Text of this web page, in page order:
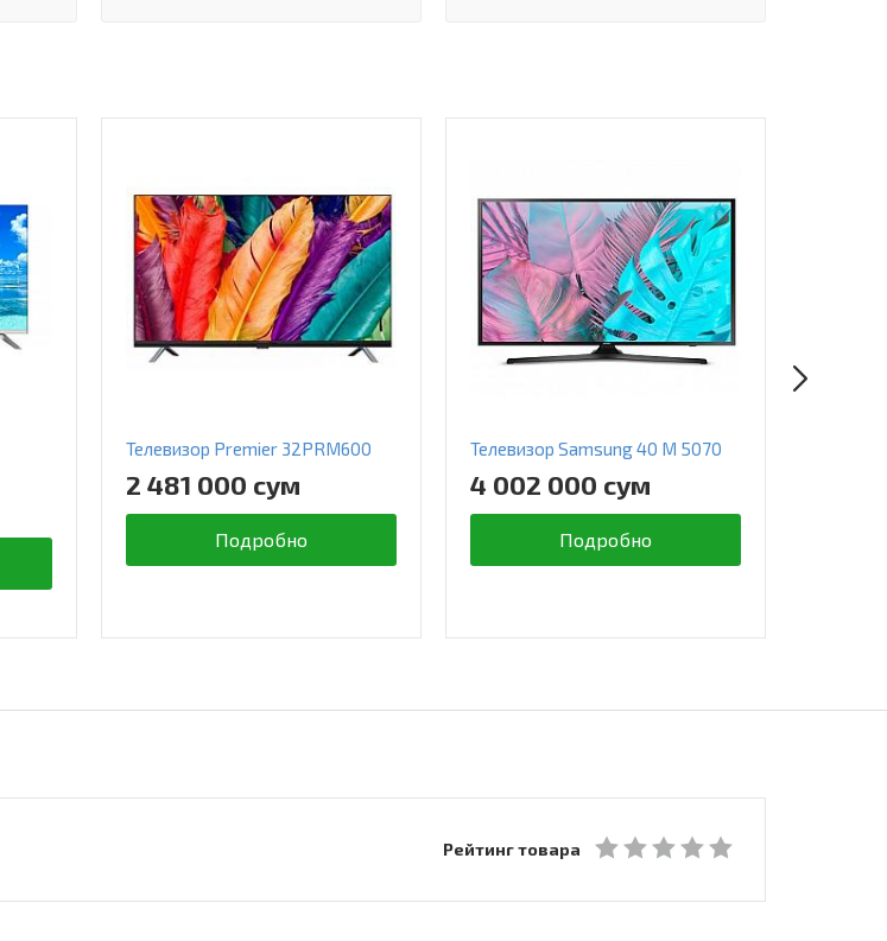
Телевизор Premier 32PRM600
2 481 000 сум
Подробно
Телевизор Samsung 40 M 5070
4 002 000 сум
Подробно
Рейтинг товара